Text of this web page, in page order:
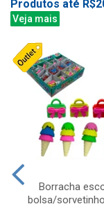
Produtos até
Veja mais
Borracha
bolsa/